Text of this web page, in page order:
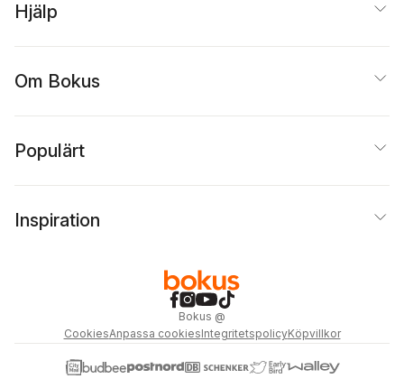
Hjälp
Om Bokus
Populärt
Inspiration
Bokus @
CookiesAnpassa cookiesIntegritetspolicyKöpvillkor